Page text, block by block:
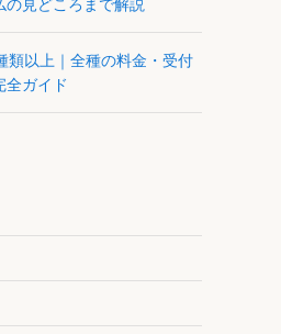
の見どころまで解説
類以上｜全種の料金・受付
全ガイド